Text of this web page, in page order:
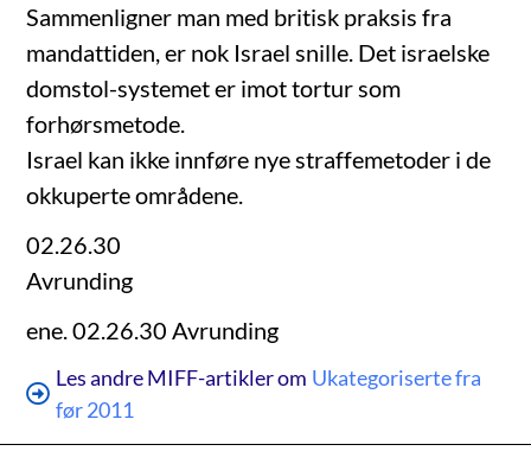
Sammenligner man med britisk praksis fra
mandattiden, er nok Israel snille. Det israelske
domstol-systemet er imot tortur som
forhørsmetode.
Israel kan ikke innføre nye straffemetoder i de
okkuperte områdene.
02.26.30
Avrunding
ene. 02.26.30 Avrunding
Les andre MIFF-artikler om Ukategoriserte fra
før 2011